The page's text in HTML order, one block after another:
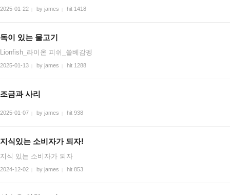
2025-01-22 by james hit 1418
독이 있는 물고기
Lionfish_라이온 피쉬_쏠베감펭
2025-01-13 by james hit 1288
조금과 사리
2025-01-07 by james hit 938
지식있는 소비자가 되자!
지식 있는 소비자가 되자
2024-12-02 by james hit 853